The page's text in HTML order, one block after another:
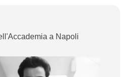
a Napoli